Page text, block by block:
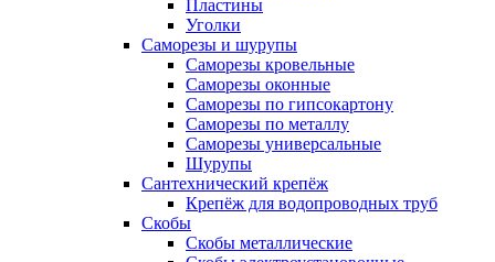
Пластины
Уголки
Саморезы и шурупы
Саморезы кровельные
Саморезы оконные
Саморезы по гипсокартону
Саморезы по металлу
Саморезы универсальные
Шурупы
Сантехнический крепёж
Крепёж для водопроводных труб
Скобы
Скобы металлические